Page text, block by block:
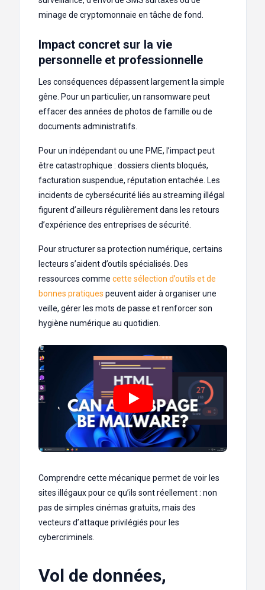
minage de cryptomonnaie en tâche de fond.
Impact concret sur la vie
personnelle et professionnelle
Les conséquences dépassent largement la simple
gêne. Pour un particulier, un ransomware peut
effacer des années de photos de famille ou de
documents administratifs.
Pour un indépendant ou une PME, l’impact peut
être catastrophique : dossiers clients bloqués,
facturation suspendue, réputation entachée. Les
incidents de cybersécurité liés au streaming illégal
figurent d’ailleurs régulièrement dans les retours
d’expérience des entreprises de sécurité.
Pour structurer sa protection numérique, certains
lecteurs s’aident d’outils spécialisés. Des
ressources comme cette sélection d’outils et de
bonnes pratiques peuvent aider à organiser une
veille, gérer les mots de passe et renforcer son
hygiène numérique au quotidien.
Comprendre cette mécanique permet de voir les
sites illégaux pour ce qu’ils sont réellement : non
pas de simples cinémas gratuits, mais des
vecteurs d’attaque privilégiés pour les
cybercriminels.
Vol de données,